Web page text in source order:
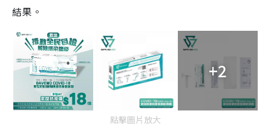
結果。
+2
點擊圖片放大